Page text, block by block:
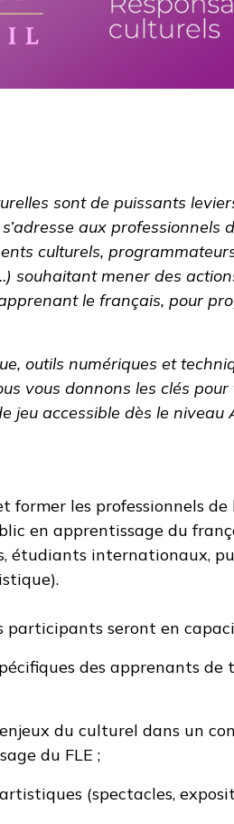
sont de puissants
aux professionnels
culturels,
souhaitant mener des
le français, pour
outils numériques et
vous donnons les clés
jeu accessible dès le niveau
former les professionnels
en apprentissage du
étudiants internationaux,
participants seront en
des apprenants de
du culturel dans un
du FLE ;
(spectacles,